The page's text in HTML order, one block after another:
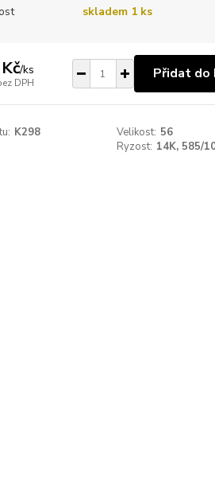
skladem 1 ks
/ks
DPH
Přidat do
K298 Velikost: 56
Ryzost: 14K, 585/